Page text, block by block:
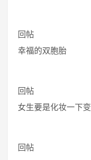
回帖
幸福的双胞胎
回帖
女生要是化妆一下
回帖